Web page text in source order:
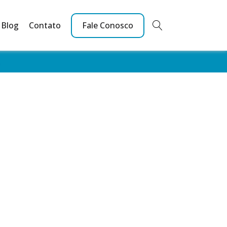
Blog Contato Fale Conosco